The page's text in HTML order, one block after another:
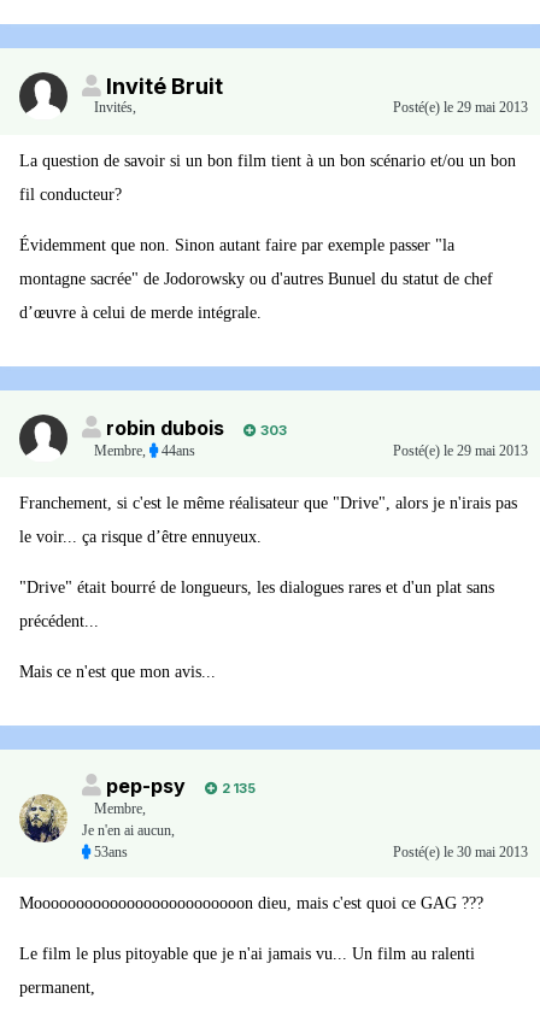
Invité Bruit
Invités, Posté(e) le 29 mai 2013
La question de savoir si un bon film tient à un bon scénario et/ou un bon
fil conducteur?
Évidemment que non. Sinon autant faire par exemple passer "la
montagne sacrée" de Jodorowsky ou d'autres Bunuel du statut de chef
d’œuvre à celui de merde intégrale.
robin dubois
303
Membre, 44ans Posté(e) le 29 mai 2013
Franchement, si c'est le même réalisateur que "Drive", alors je n'irais pas
le voir... ça risque d’être ennuyeux.
"Drive" était bourré de longueurs, les dialogues rares et d'un plat sans
précédent...
Mais ce n'est que mon avis...
pep-psy
2 135
Membre,
Je n'en ai aucun,
53ans
Posté(e) le 30 mai 2013
Mooooooooooooooooooooooooon dieu, mais c'est quoi ce GAG ???
Le film le plus pitoyable que je n'ai jamais vu... Un film au ralenti
permanent,